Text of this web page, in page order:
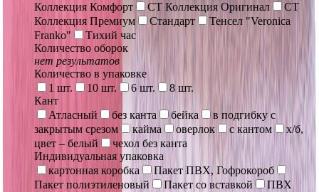
Коллекция Комфорт
СТ Коллекция Оригинал
СТ
Коллекция Премиум
Стандарт
Тенсел "Veronica
Franko"
Тихий час
Количество оборок
нет результатов
Количество в упаковке
1 шт.
10 шт. 6 шт.
8 шт.
Кант
Атласный
без канта бейка
в подгибку с
закрытым срезом
кайма оверлок с кантом
х/б,
цвет – белый
чехол без канта
Индивидуальная упаковка
картонная коробка
Пакет ПВХ, Гофрокороб
Пакет полиэтиленовый
Пакет со вставкой
ПВХ